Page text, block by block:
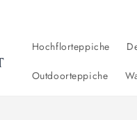
Hochflorteppiche
Outdoorteppiche